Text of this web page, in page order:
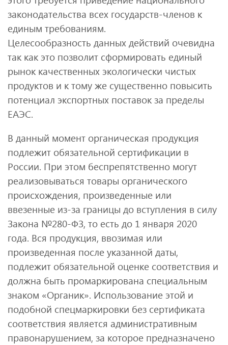
законодательства всех государств-членов к
единым требованиям.
Целесообразность данных действий очевидна
так как это позволит сформировать единый
рынок качественных экологически чистых
продуктов и к тому же существенно повысить
потенциал экспортных поставок за пределы
ЕАЭС.
В данный момент органическая продукция
подлежит обязательной сертификации в
России. При этом беспрепятственно могут
реализовываться товары органического
происхождения, произведенные или
ввезенные из-за границы до вступления в силу
Закона №280-ФЗ, то есть до 1 января 2020
года. Вся продукция, ввозимая или
произведенная после указанной даты,
подлежит обязательной оценке соответствия и
должна быть промаркирована специальным
знаком «Органик». Использование этой и
подобной спецмаркировки без сертификата
соответствия является административным
правонарушением, за которое предназначено